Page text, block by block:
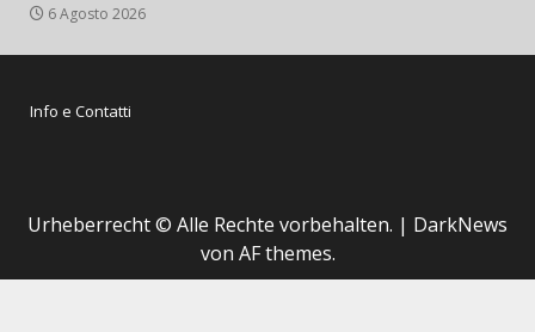
6 Agosto 2026
Info e Contatti
Urheberrecht © Alle Rechte vorbehalten. | DarkNews
von AF themes.